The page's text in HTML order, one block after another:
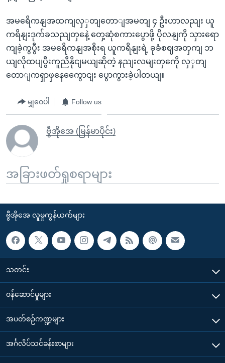
အမရေိကနျအထကျလှှတျတောျအမတျ ၄ ဦးဟာလညျး ယူ
ကရိနျးဒုက်ခသညျတှနေဲ့ တှေ့ဆုံစကားပွောဖို့ ပိုလနျကို သှားရော
ကျခဲ့ကွပွီး အမရေိကနျအစိုးရ ယူကရိနျးရဲ့ ခုခံစဈအတှကျ ဘ
ယျလိုထပျပွီးကူညီနိုငျမယျဆိုတဲ့ နညျးလမျးတှကေို လှှတျ
တောျကရှာဖှနေကွေောငျး ပွောကွားခဲ့ပါတယျ။
မျှဝေပါ Follow us
ဗွီအိုအေ (မြန်မာပိုင်း)
အခြားဖတ်ရှုစရာများ
ဗွီအိုအေ လူမှုကွန်ယက်များ
သတင်း
၀န်ဆောင်မှုများ
အပတ်စဉ်ကဏ္ဍများ
အင်္ဂလိပ်သင်ခန်းစာများ